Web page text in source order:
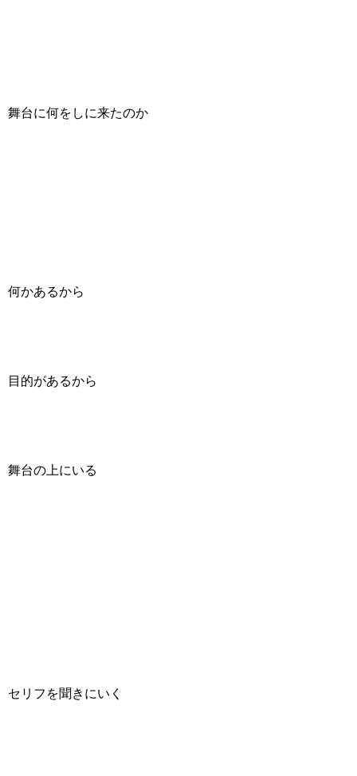
舞台に何をしに来たのか
何かあるから
目的があるから
舞台の上にいる
セリフを聞きにいく